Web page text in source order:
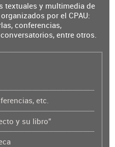
textuales y multimedia de
por el CPAU:
conferencias,
entre otros.
etc.
y su libro”